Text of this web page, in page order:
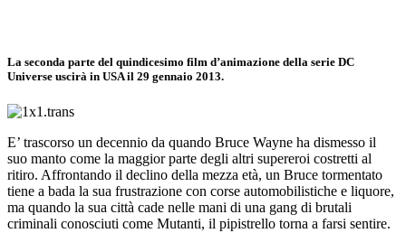
La seconda parte del quindicesimo film d’animazione della serie DC
Universe uscirà in USA il 29 gennaio 2013.
E’ trascorso un decennio da quando Bruce Wayne ha dismesso il
suo manto come la maggior parte degli altri supereroi costretti al
ritiro. Affrontando il declino della mezza età, un Bruce tormentato
tiene a bada la sua frustrazione con corse automobilistiche e liquore,
ma quando la sua città cade nelle mani di una gang di brutali
criminali conosciuti come Mutanti, il pipistrello torna a farsi sentire.